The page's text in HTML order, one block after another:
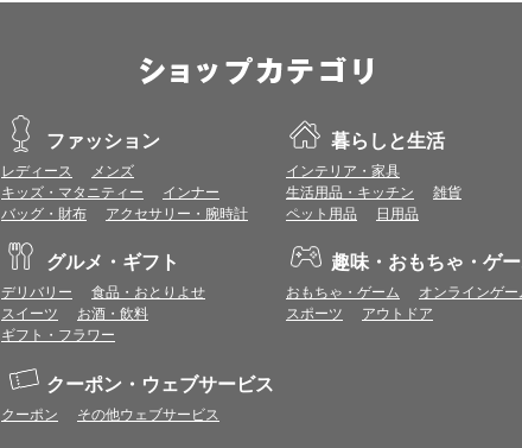
※上記環境範囲内であっても、ブラウザとOSの組み合わせにより、 一部表
すので、推奨ブラウザでのご利用をお願いいたします。
＜CookieやJavaScriptについて＞
本サービスではCookieとJavaScriptの機能を使用している為、Cookieと
ワールドプレゼントのポイント通常1倍分に加え、上乗せとなる1〜19倍分のポ
ントとして付与いたします。
プレミアムポイント付与の対象は、商品代金のみ（税・送料等を除く）となりま
プレミアムポイントの付与予定時期は、カードご利用代金のご請求月と異なる
とに異なりますので、各ショップのショップ詳細ページにてご確認ください。
200円のご利用につき1ポイントとして計算されるため、一部の法人カード等
が異なる場合があります。
対象サイトにアクセス後、カード決済前に別サイトにアクセスした場合は、ポ
ファッション
レディース
メンズ
キッズ・マタニティー
インナー
バッグ・財布
アクセサリー・腕時計
暮らしと生活
インテリア・家具
生活用品・キッチン
雑貨
ペット用品
日用品
グルメ・ギフト
デリバリー
食品・おとりよせ
スイーツ
お酒・飲料
ギフト・フラワー
趣味・おもちゃ・ゲ
おもちゃ・ゲーム
オンラインゲー
スポーツ
アウトドア
クーポン・ウェブサービス
クーポン その他ウェブサービス